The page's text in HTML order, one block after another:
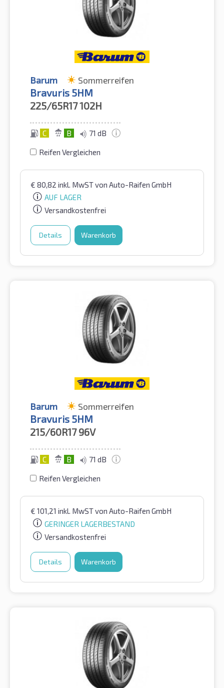
Barum Sommerreifen
Bravuris 5HM
225/65R17102H
C B 71 dB
Reifen Vergleichen
€ 80,82 inkl. MwSTvon Auto-Raifen GmbH
AUF LAGER
Versandkostenfrei
Details Warenkorb
Barum Sommerreifen
Bravuris 5HM
215/60R17 96V
C B 71 dB
Reifen Vergleichen
€ 101,21 inkl. MwSTvon Auto-Raifen GmbH
GERINGER LAGERBESTAND
Versandkostenfrei
Details Warenkorb